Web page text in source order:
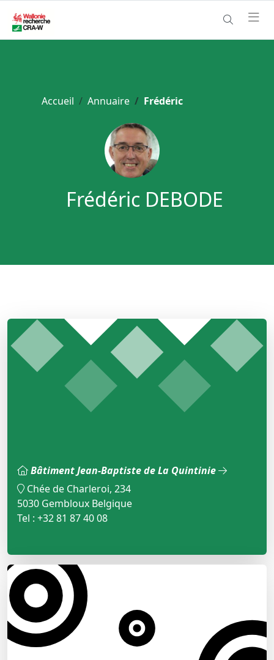
Accueil Annuaire Frédéric
Frédéric DEBODE
Bâtiment Jean-Baptiste de La Quintinie
Chée de Charleroi, 234
5030 Gembloux Belgique
Tel : +32 81 87 40 08